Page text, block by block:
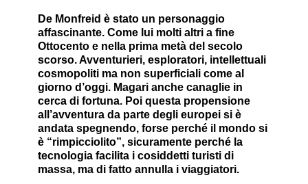
De Monfreid è stato un personaggio
affascinante. Come lui molti altri a fine
Ottocento e nella prima metà del secolo
scorso. Avventurieri, esploratori, intellettuali
cosmopoliti ma non superficiali come al
giorno d’oggi. Magari anche canaglie in
cerca di fortuna. Poi questa propensione
all’avventura da parte degli europei si è
andata spegnendo, forse perché il mondo si
è “rimpicciolito”, sicuramente perché la
tecnologia facilita i cosiddetti turisti di
massa, ma di fatto annulla i viaggiatori.